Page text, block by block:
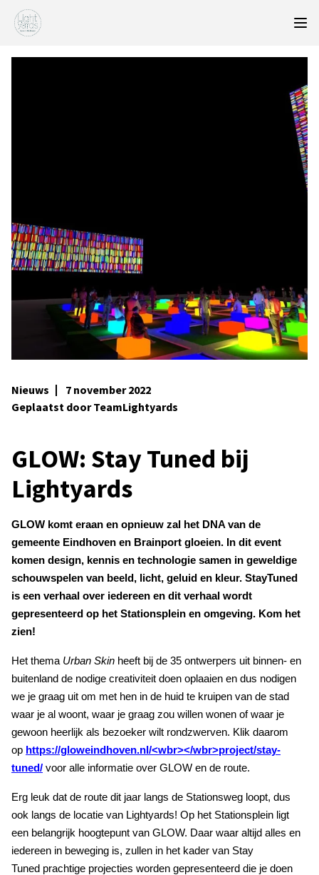
Nieuws
7 november 2022
Geplaatst door TeamLightyards
GLOW: Stay Tuned bij
Lightyards
GLOW komt eraan en opnieuw zal het DNA van de
gemeente Eindhoven en Brainport gloeien. In dit event
komen design, kennis en technologie samen in geweldige
schouwspelen van beeld, licht, geluid en kleur. StayTuned
is een verhaal over iedereen en dit verhaal wordt
gepresenteerd op het Stationsplein en omgeving. Kom het
zien!
Het thema Urban Skin heeft bij de 35 ontwerpers uit binnen- en
buitenland de nodige creativiteit doen oplaaien en dus nodigen
we je graag uit om met hen in de huid te kruipen van de stad
waar je al woont, waar je graag zou willen wonen of waar je
gewoon heerlijk als bezoeker wilt rondzwerven. Klik daarom
op https://gloweindhoven.nl/<wbr></wbr>project/stay-
tuned/ voor alle informatie over GLOW en de route.
Erg leuk dat de route dit jaar langs de Stationsweg loopt, dus
ook langs de locatie van Lightyards! Op het Stationsplein ligt
een belangrijk hoogtepunt van GLOW. Daar waar altijd alles en
iedereen in beweging is, zullen in het kader van Stay
Tuned prachtige projecties worden gepresenteerd die je doen